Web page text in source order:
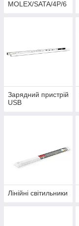
MOLEX/SATA/4P/6
Зарядний пристрій
USB
Лінійні світильники